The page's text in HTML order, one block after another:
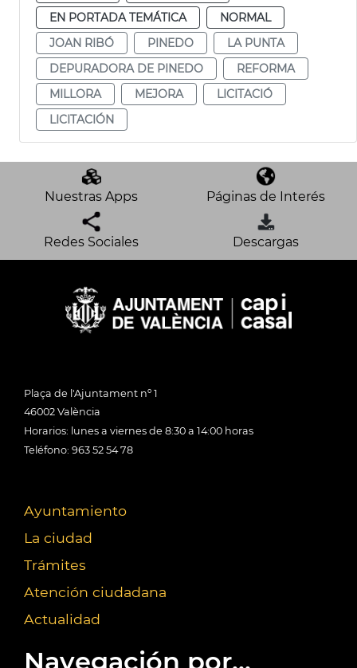
EN PORTADA TEMÁTICA
NORMAL
JOAN RIBÓ
PINEDO
LA PUNTA
DEPURADORA DE PINEDO
REFORMA
MILLORA
MEJORA
LICITACIÓ
LICITACIÓN
Nuestras Apps Páginas de Interés
Redes Sociales Descargas
Plaça de l'Ajuntament nº 1
46002 València
Horarios: lunes a viernes de 8:30 a 14:00 horas
Teléfono: 963 52 54 78
Ayuntamiento
La ciudad
Trámites
Atención ciudadana
Actualidad
Navegación por...